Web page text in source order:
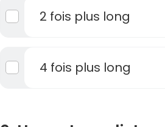
2 fois plus long
4 fois plus long